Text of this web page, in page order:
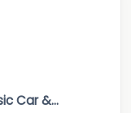
Car &...